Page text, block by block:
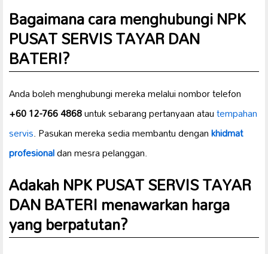
Bagaimana cara menghubungi NPK
PUSAT SERVIS TAYAR DAN
BATERI?
Anda boleh menghubungi mereka melalui nombor telefon
+60 12-766 4868untuk sebarang pertanyaan atautempahan
servis. Pasukan mereka sedia membantu dengankhidmat
profesionaldan mesra pelanggan.
Adakah NPK PUSAT SERVIS TAYAR
DAN BATERI menawarkan harga
yang berpatutan?